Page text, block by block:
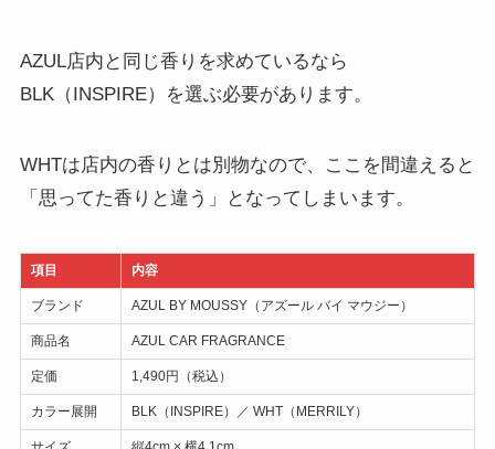
AZUL店内と同じ香りを求めているなら
BLK（INSPIRE）を選ぶ必要があります。
WHTは店内の香りとは別物なので、ここを間違えると
「思ってた香りと違う」となってしまいます。
項目 内容
ブランド AZUL BY MOUSSY（アズール バイ マウジー）
商品名 AZUL CAR FRAGRANCE
定価 1,490円（税込）
カラー展開 BLK（INSPIRE）／ WHT（MERRILY）